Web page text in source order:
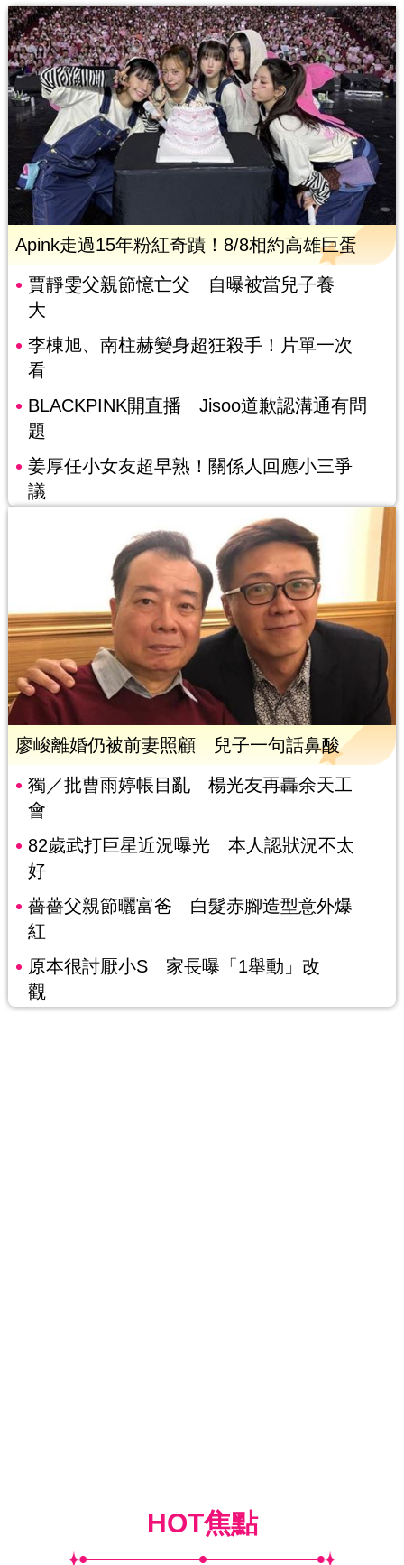
Apink走過15年粉紅奇蹟！8/8相約高雄巨蛋
賈靜雯父親節憶亡父 自曝被當兒子養
大
李棟旭、南柱赫變身超狂殺手！片單一次
看
BLACKPINK開直播 Jisoo道歉認溝通有問
題
姜厚任小女友超早熟！關係人回應小三爭
議
廖峻離婚仍被前妻照顧 兒子一句話鼻酸
獨／批曹雨婷帳目亂 楊光友再轟余天工
會
82歲武打巨星近況曝光 本人認狀況不太
好
薔薔父親節曬富爸 白髮赤腳造型意外爆
紅
原本很討厭小S 家長曝「1舉動」改
觀
HOT焦點